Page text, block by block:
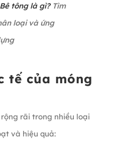
Bê tông là gì?Tìm
loại và ứng
tế của móng
rãi trong nhiều loại
và hiệu quả: